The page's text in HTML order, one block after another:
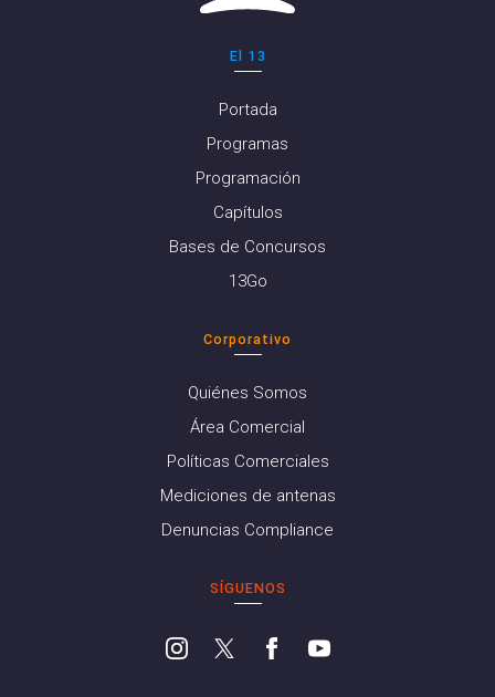
El 13
Portada
Programas
Programación
Capítulos
Bases de Concursos
13Go
Corporativo
Quiénes Somos
Área Comercial
Políticas Comerciales
Mediciones de antenas
Denuncias Compliance
SÍGUENOS